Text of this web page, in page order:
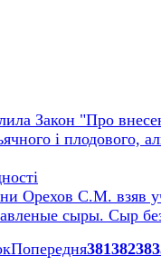
Закон "Про
і плодового,
Орехов С.М. взяв
сыры. Сыр
Попередня381382383